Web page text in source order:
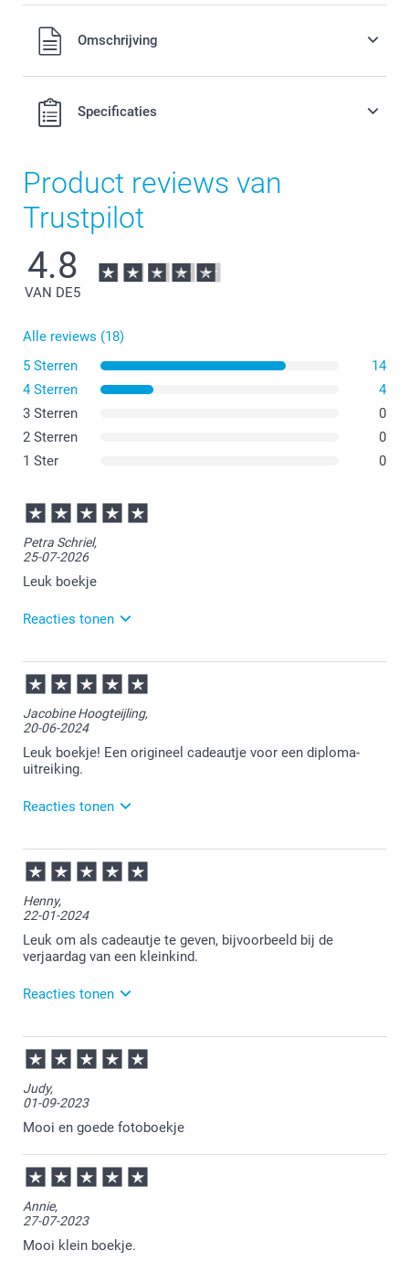
Alle prijzen zijn in EURO (€) inclusief BTW en exclusief
verzendkosten.Omschrijving
Specificaties
Product reviews van
Trustpilot
4.8
VAN DE5
Alle reviews (18)
5 Sterren
14
4 Sterren
4
3 Sterren
0
2 Sterren
0
1 Ster
0
Petra Schriel,
25-07-2026
Leuk boekje
Reacties tonen
28-07-2026
14:40
Veel plezier van het boekje!
Jacobine Hoogteijling,
20-06-2024
Leuk boekje! Een origineel cadeautje voor een diploma-
uitreiking.
Reacties tonen
20-06-2024
16:47
Bedankt voor je review. Wat leuk om te horen dat je
diploma uitreiking. Heel veel plezier voor de
ontvanger en graag tot een volgende keer!
Henny,
22-01-2024
Leuk om als cadeautje te geven, bijvoorbeeld bij de
verjaardag van een kleinkind.
Reacties tonen
23-01-2024
15:33
Bedankt voor je review. Een heel leuk idee om zo'n
horen dat je tevreden bent over de boekjes. We zien
je graag nog eens terug bij Smartphoto!
Judy,
01-09-2023
Mooi en goede fotoboekje
Annie,
27-07-2023
Mooi klein boekje.